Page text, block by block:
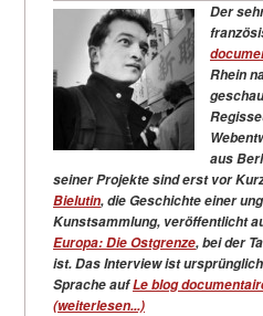
Der
Rhein
aus
seiner Projekte sind erst vor
Bielutin, die Geschichte einer
Kunstsammlung, veröffentlicht
Europa: Die Ostgrenze, bei der
ist.Das Interview ist
Sprache aufLe blog
(weiterlesen...)